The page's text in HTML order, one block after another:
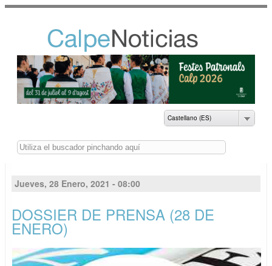
principal
NOTICIAS DEL
AYUNTAMIENTO DE
Castellano (ES)
Buscar
Jueves, 28 Enero, 2021 - 08:00
DOSSIER DE PRENSA (28 DE
ENERO)